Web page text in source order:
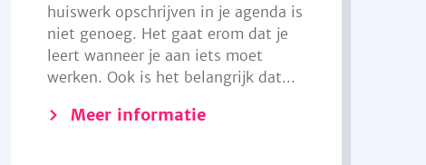
huiswerk opschrijven in je agenda is
niet genoeg. Het gaat erom dat je
leert wanneer je aan iets moet
werken. Ook is het belangrijk dat...
Meer informatie